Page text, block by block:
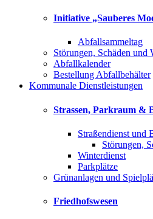
Initiative „Sauberes
Abfallsammeltag
Störungen, Schäden
Abfallkalender
Bestellung Abfallbehälter
Kommunale Dienstleistungen
Strassen, Parkraum &
Straßendienst und
Störungen,
Winterdienst
Parkplätze
Grünanlagen und
Friedhofswesen